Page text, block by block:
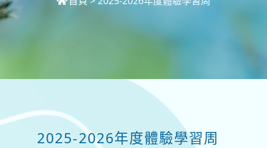
2025-2026年度體驗學習周